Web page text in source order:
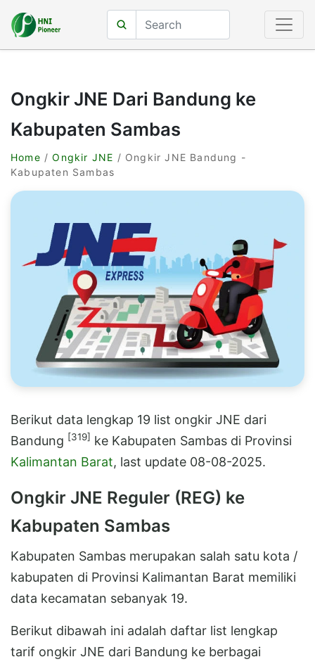
Ongkir JNE Dari Bandung ke
Kabupaten Sambas
Home /Ongkir JNE / Ongkir JNE Bandung -
Kabupaten Sambas
Berikut data lengkap 19 list ongkir JNE dari
Bandung [319] ke Kabupaten Sambas di Provinsi
Kalimantan Barat, last update 08-08-2025.
Ongkir JNE Reguler (REG) ke
Kabupaten Sambas
Kabupaten Sambas merupakan salah satu kota /
kabupaten di Provinsi Kalimantan Barat memiliki
data kecamatan sebanyak 19.
Berikut dibawah ini adalah daftar list lengkap
tarif ongkir JNE dari Bandung ke berbagai